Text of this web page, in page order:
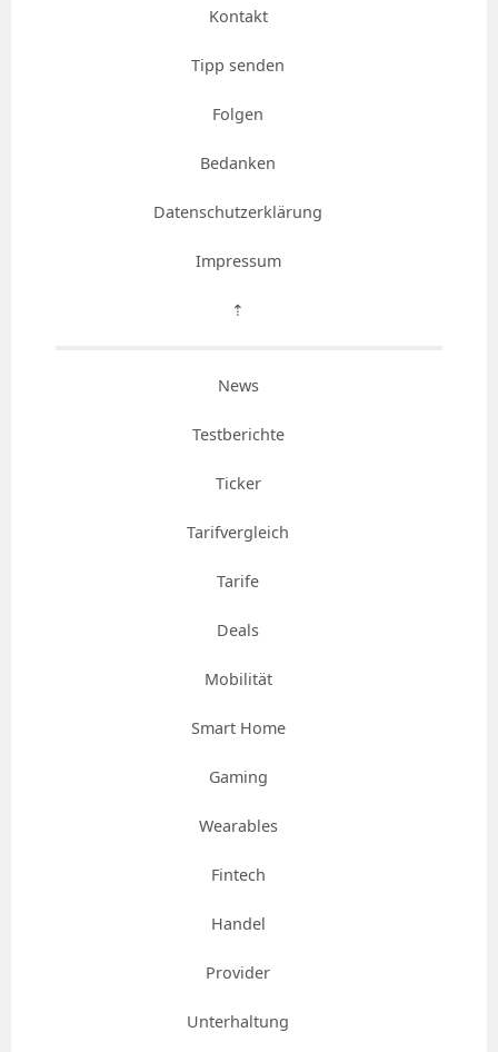
Kontakt
Tipp senden
Folgen
Bedanken
Datenschutzerklärung
Impressum
⇡
News
Testberichte
Ticker
Tarifvergleich
Tarife
Deals
Mobilität
Smart Home
Gaming
Wearables
Fintech
Handel
Provider
Unterhaltung